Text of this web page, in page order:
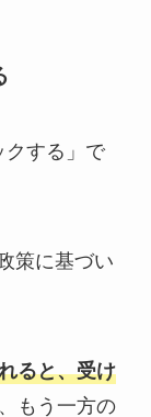
クする」で
策に基づい
ると、受け
もう一方の